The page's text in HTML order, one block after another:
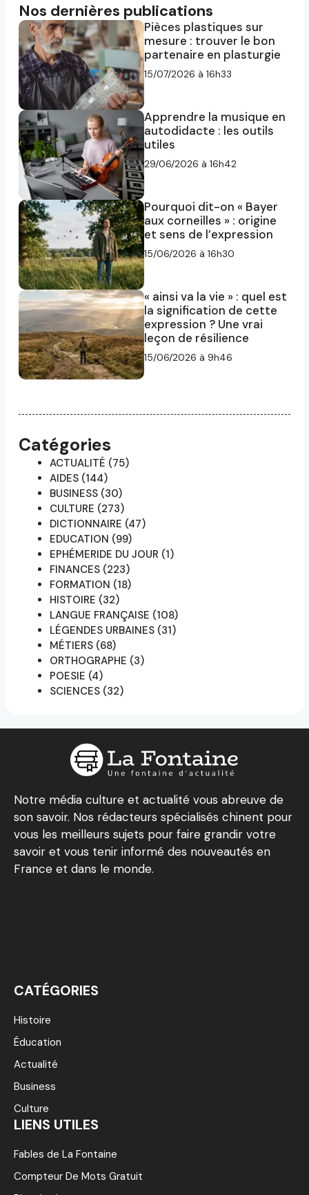
Nos dernières publications
Pièces plastiques sur
mesure : trouver le bon
partenaire en plasturgie
15/07/2026 à 16h33
Apprendre la musique en
autodidacte : les outils
utiles
29/06/2026 à 16h42
Pourquoi dit-on « Bayer
aux corneilles » : origine
et sens de l’expression
15/06/2026 à 16h30
« ainsi va la vie » : quel est
la signification de cette
expression ? Une vrai
leçon de résilience
15/06/2026 à 9h46
Catégories
ACTUALITÉ (75)
AIDES (144)
BUSINESS (30)
CULTURE (273)
DICTIONNAIRE (47)
EDUCATION (99)
EPHÉMERIDE DU JOUR (1)
FINANCES (223)
FORMATION (18)
HISTOIRE (32)
LANGUE FRANÇAISE (108)
LÉGENDES URBAINES (31)
MÉTIERS (68)
ORTHOGRAPHE (3)
POESIE (4)
SCIENCES (32)
Notre média culture et actualité vous abreuve de
son savoir. Nos rédacteurs spécialisés chinent pour
vous les meilleurs sujets pour faire grandir votre
savoir et vous tenir informé des nouveautés en
France et dans le monde.
CATÉGORIES
Histoire
Éducation
Actualité
Business
Culture
LIENS UTILES
Fables de La Fontaine
Compteur De Mots Gratuit